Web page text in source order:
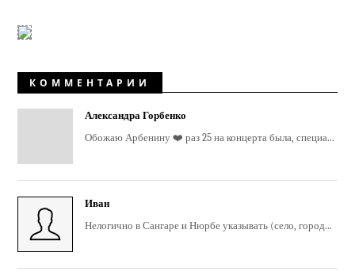
КОММЕНТАРИИ
Александра Горбенко
Обожаю Арбенину ❤️ раз 25 на концерта была, специа...
Иван
Нелогично в Сангаре и Нюрбе указывать (село, город...